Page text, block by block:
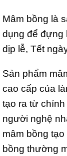
Mâm bồng là
dụng để đựng
dịp lễ, Tết
Sản phẩm
cao cấp của
tạo ra từ
người nghệ
mâm bồng
bồng thường